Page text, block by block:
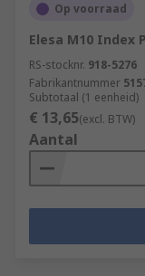
Op voorraad
Elesa M10 Index
RS-stocknr. 918-5276
Fabrikantnummer
Subtotaal (1 eenheid)
€ 13,65(excl. BTW)
Aantal